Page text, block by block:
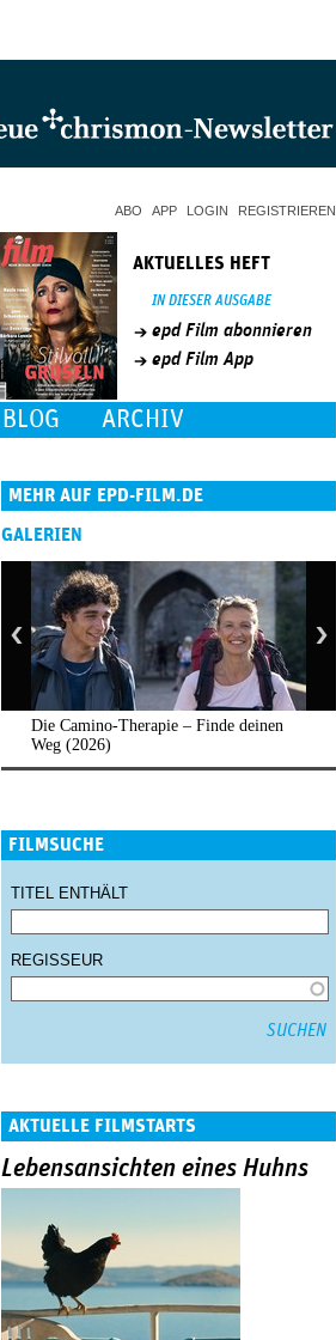
ABO APP LOGIN REGISTRIEREN
AKTUELLES HEFT
IN DIESER AUSGABE
epd Film abonnieren
epd Film App
BLOG ARCHIV
MEHR AUF EPD-FILM.DE
GALERIEN
Die Camino-Therapie – Finde deinen
Weg (2026)
FILMSUCHE
TITEL ENTHÄLT
REGISSEUR
AKTUELLE FILMSTARTS
Lebensansichten eines Huhns